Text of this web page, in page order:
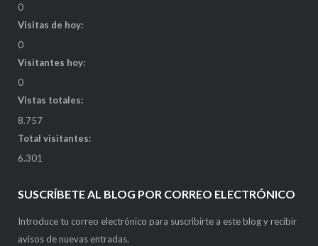
0
Visitas de hoy:
0
Visitantes hoy:
0
Vistas totales:
8.757
Total visitantes:
6.301
SUSCRÍBETE AL BLOG POR CORREO ELECTRÓNICO
Introduce tu correo electrónico para suscribirte a este blog y recibir
avisos de nuevas entradas.